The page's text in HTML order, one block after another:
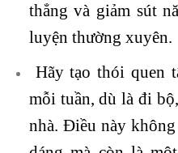
thẳng và giảm sút
luyện thường xuyên.
Hãy tạo thói quen
mỗi tuần, dù là đi
nhà. Điều này